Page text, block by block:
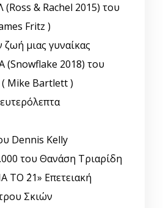
(Ross & Rachel 2015) του
Fritz )
μιας γυναίκας
2018) του
Mike Bartlett )
Dennis Kelly
του Θανάση Τριαρίδη
ΤΟ ΄21» Επετειακή
Σκιών